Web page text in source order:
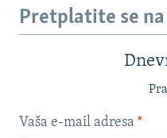
Pretplatite se
Vaša e-mail adresa *